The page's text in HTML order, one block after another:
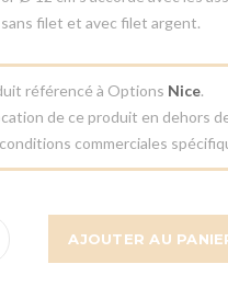
filet et avec filet argent.
référencé à Options Nice.
de ce produit en dehors
commerciales
AJOUTER AU